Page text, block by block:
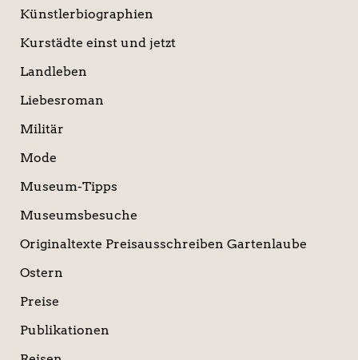
Künstlerbiographien
Kurstädte einst und jetzt
Landleben
Liebesroman
Militär
Mode
Museum-Tipps
Museumsbesuche
Originaltexte Preisausschreiben Gartenlaube
Ostern
Preise
Publikationen